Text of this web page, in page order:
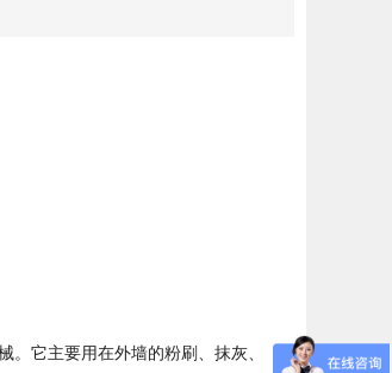
。它主要用在外墙的粉刷、抹灰、